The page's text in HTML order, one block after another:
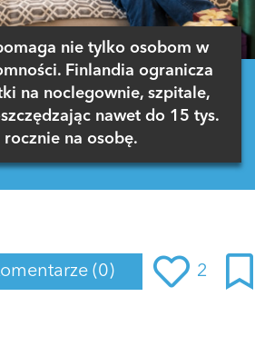
nie tylko osobom w
Finlandia ogranicza
na noclegownie, szpitale,
nawet do 15 tys.
rocznie na osobę.
(0) 2